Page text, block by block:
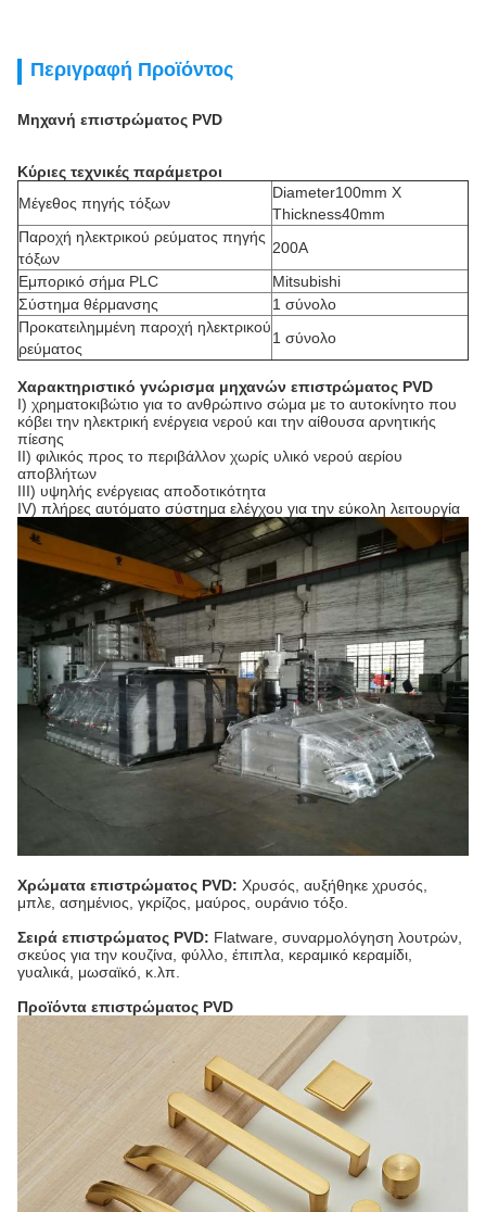
Περιγραφή Προϊόντος
Μηχανή επιστρώματος PVD
Κύριες τεχνικές παράμετροι
Μέγεθος πηγής τόξων
Diameter100mm Χ
Thickness40mm
Παροχή ηλεκτρικού ρεύματος πηγής
τόξων
200A
Εμπορικό σήμα PLC
Mitsubishi
Σύστημα θέρμανσης
1 σύνολο
Προκατειλημμένη παροχή ηλεκτρικού
ρεύματος
1 σύνολο
Χαρακτηριστικό γνώρισμα μηχανών επιστρώματος PVD
Ι) χρηματοκιβώτιο για το ανθρώπινο σώμα με το αυτοκίνητο που
κόβει την ηλεκτρική ενέργεια νερού και την αίθουσα αρνητικής
πίεσης
ΙΙ) φιλικός προς το περιβάλλον χωρίς υλικό νερού αερίου
αποβλήτων
ΙΙΙ) υψηλής ενέργειας αποδοτικότητα
IV) πλήρες αυτόματο σύστημα ελέγχου για την εύκολη λειτουργία
Χρώματα επιστρώματος PVD: Χρυσός, αυξήθηκε χρυσός,
μπλε, ασημένιος, γκρίζος, μαύρος, ουράνιο τόξο.
Σειρά επιστρώματος PVD: Flatware, συναρμολόγηση λουτρών,
σκεύος για την κουζίνα, φύλλο, έπιπλα, κεραμικό κεραμίδι,
γυαλικά, μωσαϊκό, κ.λπ.
Προϊόντα επιστρώματος PVD